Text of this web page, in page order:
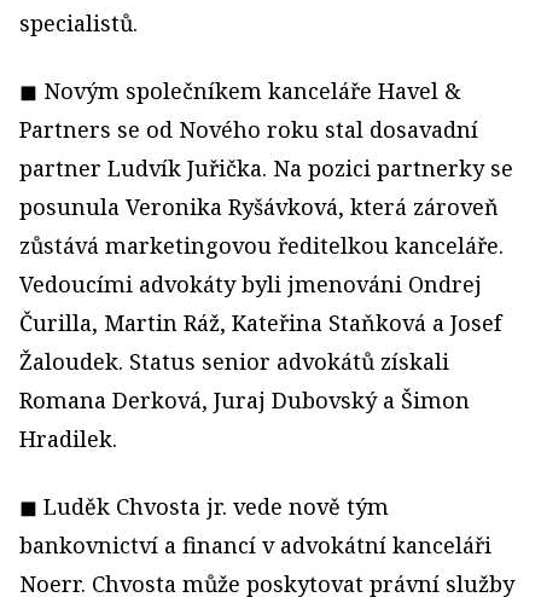
specialistů.
◼ Novým společníkem kanceláře Havel &
Partners se od Nového roku stal dosavadní
partner Ludvík Juřička. Na pozici partnerky se
posunula Veronika Ryšávková, která zároveň
zůstává marketingovou ředitelkou kanceláře.
Vedoucími advokáty byli jmenováni Ondrej
Čurilla, Martin Ráž, Kateřina Staňková a Josef
Žaloudek. Status senior advokátů získali
Romana Derková, Juraj Dubovský a Šimon
Hradilek.
◼ Luděk Chvosta jr. vede nově tým
bankovnictví a financí v advokátní kanceláři
Noerr. Chvosta může poskytovat právní služby